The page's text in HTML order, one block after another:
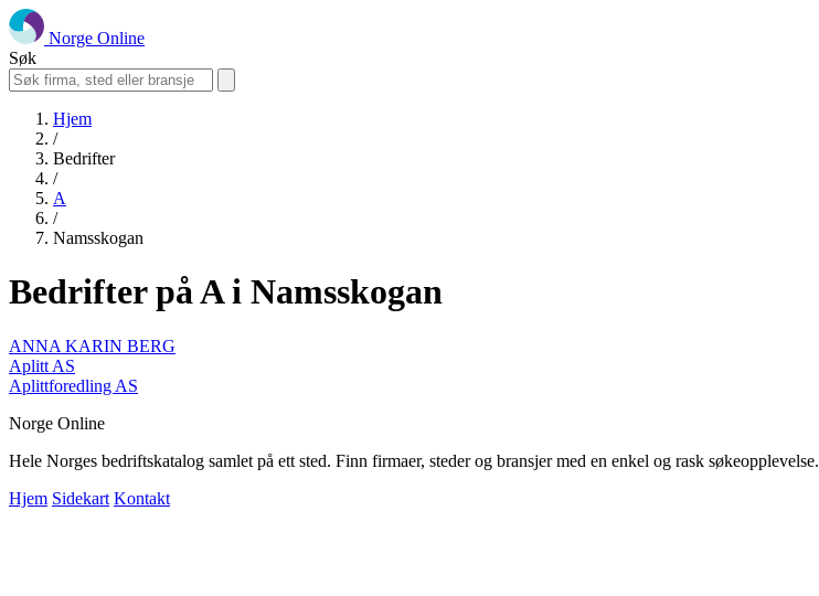
Norge Online
Søk
Hjem
/
Bedrifter
/
A
/
Namsskogan
Bedrifter på A i Namsskogan
ANNA KARIN BERG
Aplitt AS
Aplittforedling AS
Norge Online
Hele Norges bedriftskatalog samlet på ett sted. Finn firmaer, steder og bransjer med en enkel og rask søkeopplevelse.
Hjem Sidekart Kontakt